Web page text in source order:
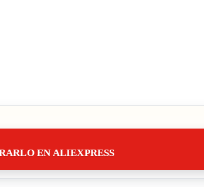
EN ALIEXPRESS